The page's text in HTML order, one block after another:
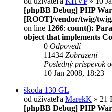
[phpBB Debug] PHP
[ROOT]/vendor/twig/
on line 1266: count():
object that implements
0 Odpovedí
11434 Zobrazení
Posledný príspevok
10 Jan 2008, 18:23
škoda 130 GL
od užívateľa MarekK » 21
[phpBB Debug] PHP